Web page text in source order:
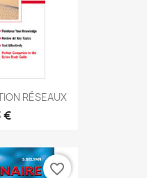
RÉSEAUX
€
favorite_border